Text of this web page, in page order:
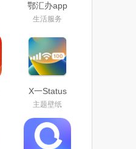
鄂汇办app
官方下载
2025最新版
生活服务
X一Status
app官方安
卓最新版本
下载安装
主题壁纸